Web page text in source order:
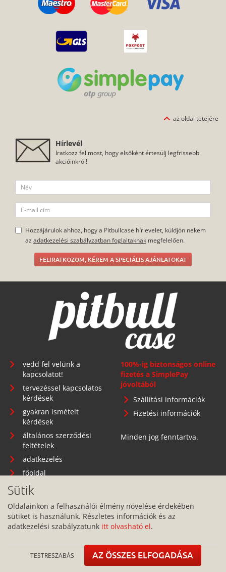
az oldal tetejére
Hírlevél
Iratkozz fel most, hogy elsőként értesülj legfrissebb
akcióinkról!
Hozzájárulok ahhoz, hogy a Pitbullcase hírlevelet, küldjön nekem
az adatkezelési szabályzatban foglaltaknak megfelelően.
FELIRATKOZOM, KÉREM A SPECIÁLIS AJÁNLATOKAT
vedd fel velünk a
kapcsolatot!
tervezéssel kapcsolatos
kérdések
gyakran ismételt
kérdések
általános szerződési
feltételek
adatkezelés
főoldal
100%-ig biztonságos online
fizetés a SimplePay
jóvoltából
Szállítási információk
Fizetési információk
Minden jog fenntartva.
Telephely: 1134 Budapest, Angyalföldi út 25.
info@pitbullcase.hu
+36706364305
Sütik
Oldalainkon a felhasználói élmény növelése érdekében
sütiket is használunk. Részletes információk és az
adatkezelési szabályzatunk itt olvasható el.
TESTRESZABÁS AZ ÖSSZES ELFOGADÁSA